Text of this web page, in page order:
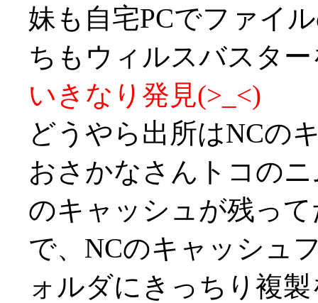
妹も自宅PCでファイ
ちもウィルスバスタ
いきなり発見(>_<)
どうやら出所はNCの
おさかなさんトコの
のキャッシュが残っ
で、NCのキャッシュ
ォルダにきっちり複